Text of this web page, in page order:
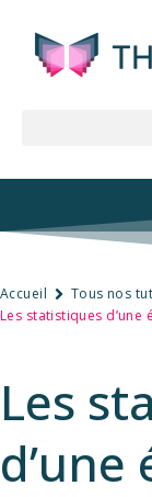
Accueil Tous nos
Les statistiques d’une
Les
d’une